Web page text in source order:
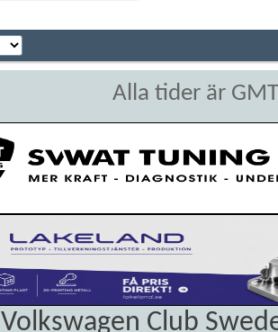
Alla tider är
Volkswagen Club